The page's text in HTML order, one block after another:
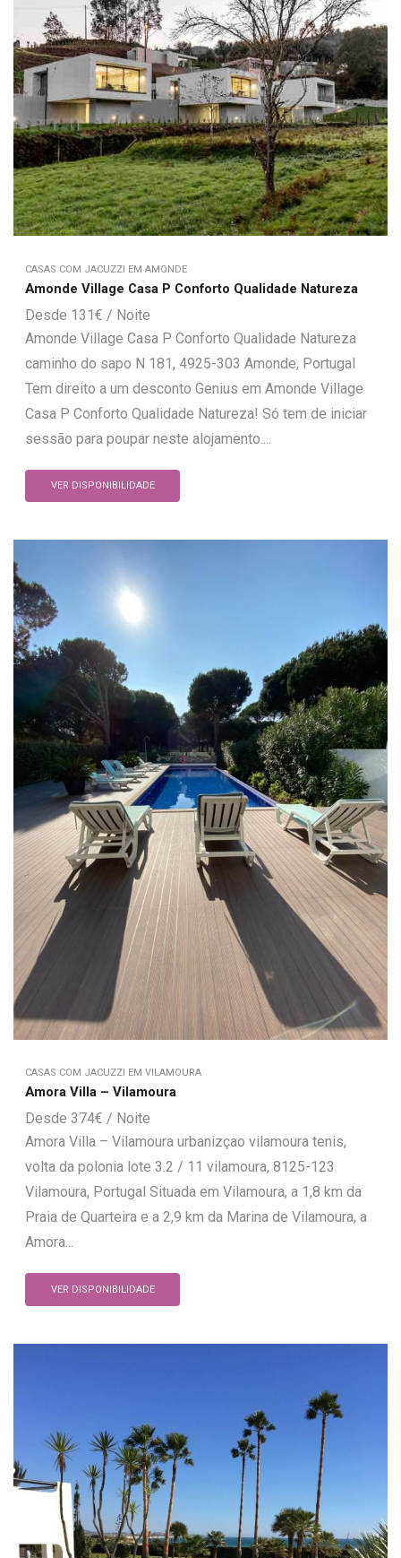
CASAS COM JACUZZI EM AMONDE
Amonde Village Casa P Conforto Qualidade Natureza
131€
Amonde Village Casa P Conforto Qualidade Natureza
caminho do sapo N 181, 4925-303 Amonde, Portugal
Tem direito a um desconto Genius em Amonde Village
Casa P Conforto Qualidade Natureza! Só tem de iniciar
sessão para poupar neste alojamento....
VER DISPONIBILIDADE
CASAS COM JACUZZI EM VILAMOURA
Amora Villa – Vilamoura
374€
Amora Villa – Vilamoura urbanizçao vilamoura tenis,
volta da polonia lote 3.2 / 11 vilamoura, 8125-123
Vilamoura, Portugal Situada em Vilamoura, a 1,8 km da
Praia de Quarteira e a 2,9 km da Marina de Vilamoura, a
Amora...
VER DISPONIBILIDADE